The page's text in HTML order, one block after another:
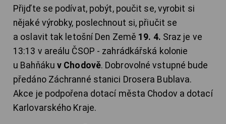
Přijďte se podívat, pobýt, poučit se, vyrobit si
nějaké výrobky, poslechnout si, přiučit se
a oslavit tak letošní Den Země 19. 4. Sraz je ve
13:13 v areálu ČSOP - zahrádkářská kolonie
u Bahňáku v Chodově. Dobrovolné vstupné bude
předáno Záchranné stanici Drosera Bublava.
Akce je podpořena dotací města Chodov a dotací
Karlovarského Kraje.